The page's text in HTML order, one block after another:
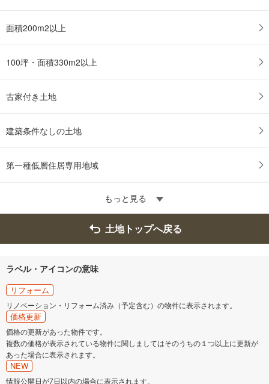
面積200m2以上
100坪・面積330m2以上
古家付き土地
建築条件なしの土地
第一種低層住居専用地域
もっと見る
土地トップへ戻る
ラベル・アイコンの意味
リフォーム
リノベーション・リフォーム済み（予定含む）の物件に表示されます。
価格更新
価格の更新があった物件です。
複数の価格が表示されている物件に関しましてはそのうちの１つ以上に更新が
あった場合に表示されます。
NEW
情報公開日が7日以内の場合に表示されます。